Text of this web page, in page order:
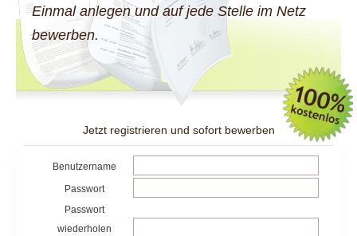
Einmal anlegen und auf jede Stelle im Netz
bewerben.
Jetzt registrieren und sofort bewerben
Benutzername
Passwort
Passwort
wiederholen